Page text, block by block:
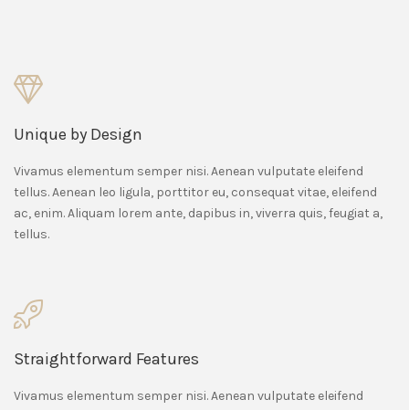
Unique by Design
Vivamus elementum semper nisi. Aenean vulputate eleifend
tellus. Aenean leo ligula, porttitor eu, consequat vitae, eleifend
ac, enim. Aliquam lorem ante, dapibus in, viverra quis, feugiat a,
tellus.
Straightforward Features
Vivamus elementum semper nisi. Aenean vulputate eleifend